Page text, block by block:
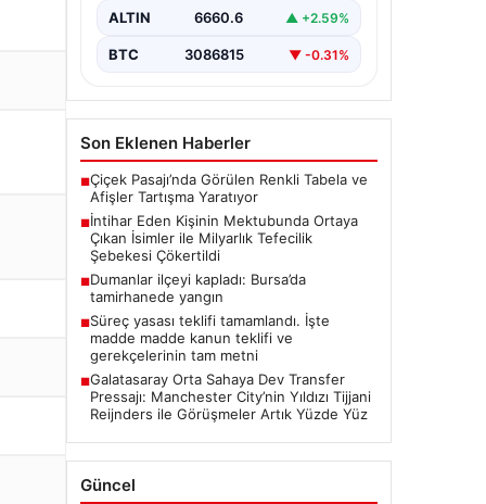
belirterek yaşamına son veren bir
yer alan…
ALTIN 6660.6 ▲ +2.59%
BTC 3086815 ▼ -0.31%
Son Eklenen Haberler
■Çiçek Pasajı’nda Görülen Renkli Tabela ve
Afişler Tartışma Yaratıyor
■İntihar Eden Kişinin Mektubunda Ortaya
Çıkan İsimler ile Milyarlık Tefecilik
Şebekesi Çökertildi
■Dumanlar ilçeyi kapladı: Bursa’da
tamirhanede yangın
■Süreç yasası teklifi tamamlandı. İşte
madde madde kanun teklifi ve
gerekçelerinin tam metni
■Galatasaray Orta Sahaya Dev Transfer
Pressajı: Manchester City’nin Yıldızı Tijjani
Reijnders ile Görüşmeler Artık Yüzde Yüz
Güncel